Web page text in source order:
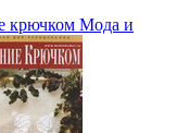
крючком Мода и